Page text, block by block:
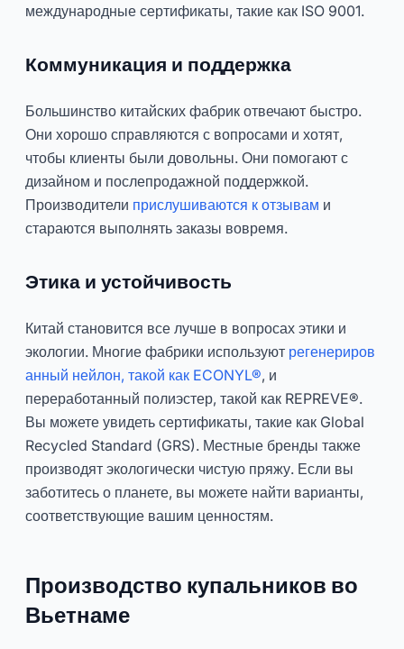
международные сертификаты, такие как ISO 9001.
Коммуникация и поддержка
Большинство китайских фабрик отвечают быстро.
Они хорошо справляются с вопросами и хотят,
чтобы клиенты были довольны. Они помогают с
дизайном и послепродажной поддержкой.
Производители прислушиваются к отзывам и
стараются выполнять заказы вовремя.
Этика и устойчивость
Китай становится все лучше в вопросах этики и
экологии. Многие фабрики используют регенериров
анный нейлон, такой как ECONYL®, и
переработанный полиэстер, такой как REPREVE®.
Вы можете увидеть сертификаты, такие как Global
Recycled Standard (GRS). Местные бренды также
производят экологически чистую пряжу. Если вы
заботитесь о планете, вы можете найти варианты,
соответствующие вашим ценностям.
Производство купальников во
Вьетнаме